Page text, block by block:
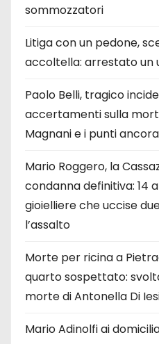
sommozzatori
Litiga con un pedone,
accoltella: arrestato un
Paolo Belli, tragico
accertamenti sulla
Magnani e i punti
Mario Roggero, la
condanna definitiva: 14
gioielliere che uccise
l’assalto
Morte per ricina a
quarto sospettato:
morte di Antonella Di
Mario Adinolfi ai